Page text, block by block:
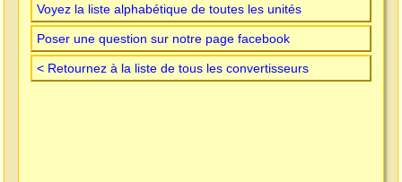
Voyez la liste alphabétique de toutes les unités
Poser une question sur notre page facebook
< Retournez à la liste de tous les convertisseurs